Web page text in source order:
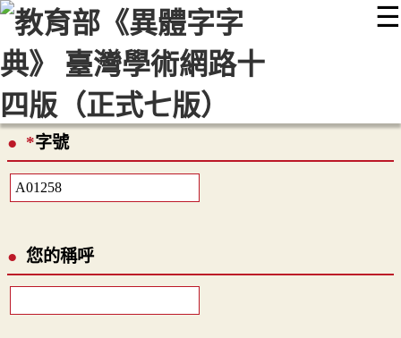
☰
::: 最新消息 常見問題 編輯說明
顯示模式
網站導覽
*字號
您的稱呼